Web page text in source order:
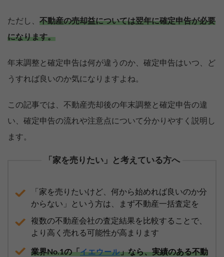
ただし、 不動産の売却益については翌年に確定申告が必要
になります。
年末調整と確定申告は何が違うのか、確定申告はいつ、ど
うすれば良いのか気になりますよね。
この記事では、不動産売却後の年末調整と確定申告の違
い、確定申告の流れや注意点について分かりやすく説明し
ます。
「家を売りたい」と考えている方へ
「家を売りたいけど、何から始めれば良いのか分
からない」という方は、まず不動産一括査定を
複数の不動産会社の査定結果を比較することで、
より高く売れる可能性が高まります
業界No.1の「イエウール」なら、実績のある不動